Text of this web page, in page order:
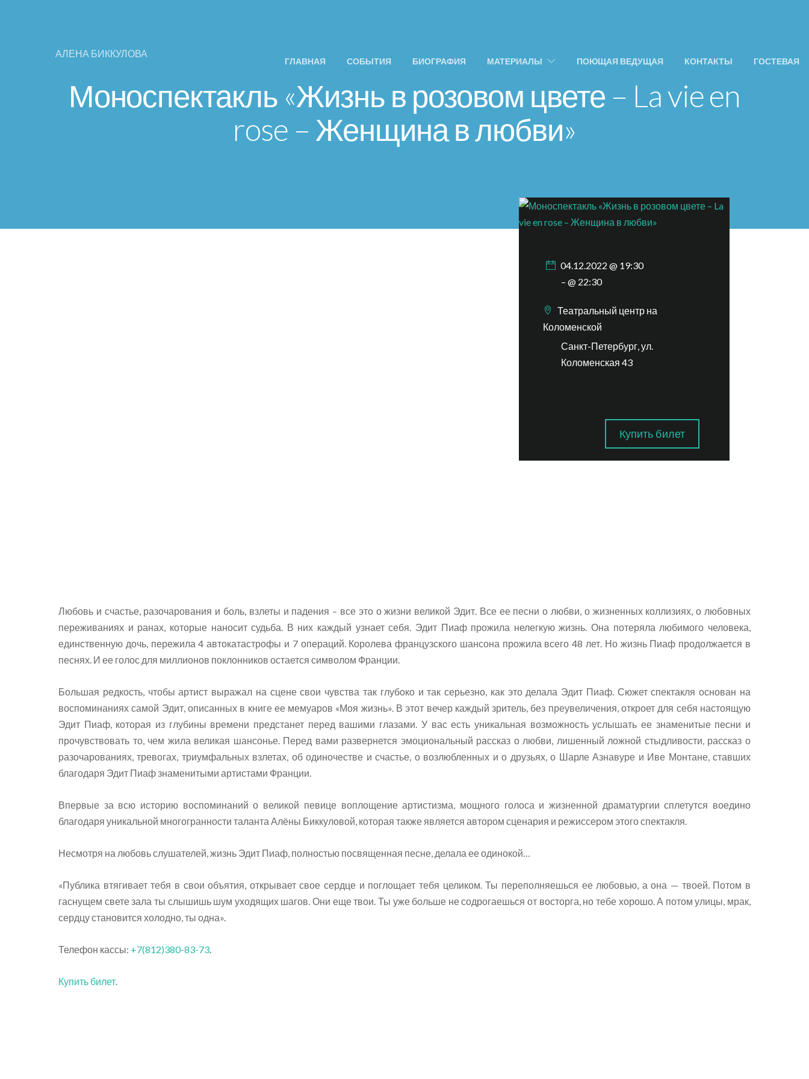
АЛЕНА БИККУЛОВА
ГЛАВНАЯ СОБЫТИЯ БИОГРАФИЯ МАТЕРИАЛЫ ПОЮЩАЯ ВЕДУЩАЯ КОНТАКТЫ ГОСТЕВАЯ
Моноспектакль «Жизнь в розовом цвете – La vie en
rose – Женщина в любви»
04.12.2022 @ 19:30
– @ 22:30
Театральный центр на
Коломенской
Санкт-Петербург, ул.
Коломенская 43
Купить билет
Любовь и счастье, разочарования и боль, взлеты и падения – все это о жизни великой Эдит. Все ее песни о любви, о жизненных коллизиях, о любовных
переживаниях и ранах, которые наносит судьба. В них каждый узнает себя. Эдит Пиаф прожила нелегкую жизнь. Она потеряла любимого человека,
единственную дочь, пережила 4 автокатастрофы и 7 операций. Королева французского шансона прожила всего 48 лет. Но жизнь Пиаф продолжается в
песнях. И ее голос для миллионов поклонников остается символом Франции.
Большая редкость, чтобы артист выражал на сцене свои чувства так глубоко и так серьезно, как это делала Эдит Пиаф. Сюжет спектакля основан на
воспоминаниях самой Эдит, описанных в книге ее мемуаров «Моя жизнь». В этот вечер каждый зритель, без преувеличения, откроет для себя настоящую
Эдит Пиаф, которая из глубины времени предстанет перед вашими глазами. У вас есть уникальная возможность услышать ее знаменитые песни и
прочувствовать то, чем жила великая шансонье. Перед вами развернется эмоциональный рассказ о любви, лишенный ложной стыдливости, рассказ о
разочарованиях, тревогах, триумфальных взлетах, об одиночестве и счастье, о возлюбленных и о друзьях, о Шарле Азнавуре и Иве Монтане, ставших
благодаря Эдит Пиаф знаменитыми артистами Франции.
Впервые за всю историю воспоминаний о великой певице воплощение артистизма, мощного голоса и жизненной драматургии сплетутся воедино
благодаря уникальной многогранности таланта Алёны Биккуловой, которая также является автором сценария и режиссером этого спектакля.
Несмотря на любовь слушателей, жизнь Эдит Пиаф, полностью посвященная песне, делала ее одинокой…
«Публика втягивает тебя в свои объятия, открывает свое сердце и поглощает тебя целиком. Ты переполняешься ее любовью, а она — твоей. Потом в
гаснущем свете зала ты слышишь шум уходящих шагов. Они еще твои. Ты уже больше не содрогаешься от восторга, но тебе хорошо. А потом улицы, мрак,
сердцу становится холодно, ты одна».
Телефон кассы: +7(812)380-83-73.
Купить билет.